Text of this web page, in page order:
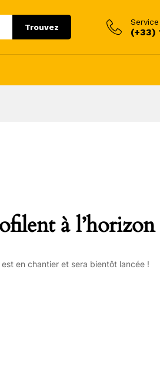
Trouvez (+33)
à l’horizon
en chantier et sera bientôt lancée !